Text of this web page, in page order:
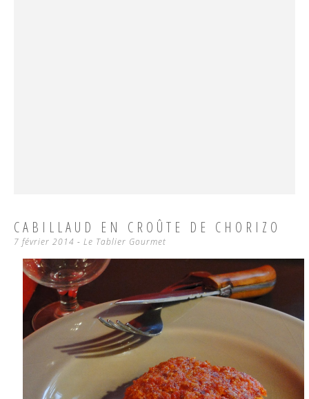
CABILLAUD EN CROÛTE DE CHORIZO
7 février 2014 - Le Tablier Gourmet